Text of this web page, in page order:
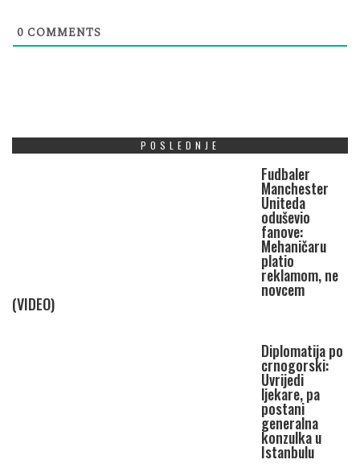
0 COMMENTS
POSLEDNJE
Fudbaler
Manchester
Uniteda
oduševio
fanove:
Mehaničaru
platio
reklamom, ne
novcem
(VIDEO)
Diplomatija po
crnogorski:
Uvrijedi
ljekare, pa
postani
generalna
konzulka u
Istanbulu